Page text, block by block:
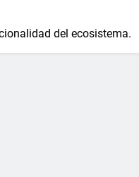
del ecosistema.